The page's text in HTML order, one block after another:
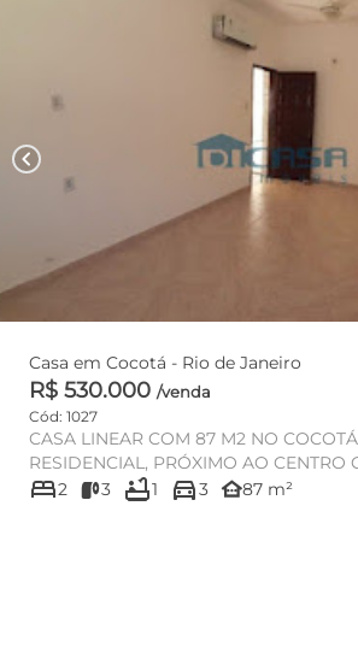
chevron_left
Casa em Cocotá - Rio de Janeiro
R$ 530.000 /venda
Cód: 1027
CASA LINEAR COM 87 M2 NO
RESIDENCIAL, PRÓXIMO AO CENTRO
IMÓVEL COMPOSTO DE VARANDA
bed2 3 bathtub1 directions_car3 other_houses87 m²